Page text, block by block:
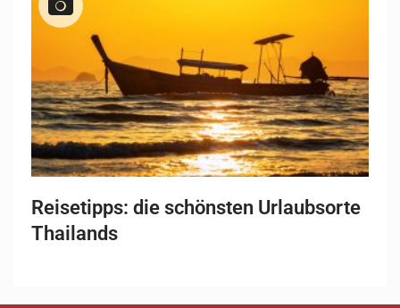
Reisetipps: die schönsten Urlaubsorte
Thailands